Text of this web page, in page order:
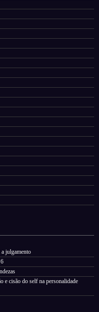
julgamento
e cisão do self na personalidade